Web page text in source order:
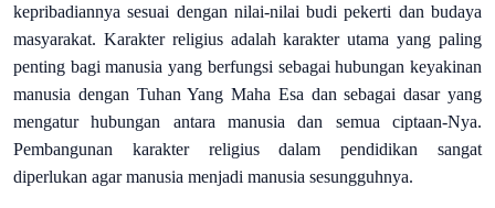
kepribadiannya sesuai dengan nilai-nilai budi pekerti dan budaya
masyarakat. Karakter religius adalah karakter utama yang paling
penting bagi manusia yang berfungsi sebagai hubungan keyakinan
manusia dengan Tuhan Yang Maha Esa dan sebagai dasar yang
mengatur hubungan antara manusia dan semua ciptaan-Nya.
Pembangunan karakter religius dalam pendidikan sangat
diperlukan agar manusia menjadi manusia sesungguhnya.